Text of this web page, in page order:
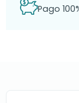
Pago